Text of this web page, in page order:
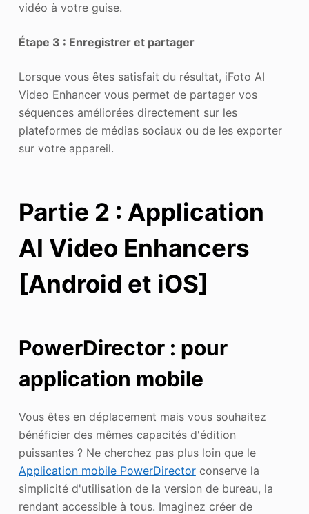
vidéo à votre guise.
Étape 3 : Enregistrer et partager
Lorsque vous êtes satisfait du résultat, iFoto AI
Video Enhancer vous permet de partager vos
séquences améliorées directement sur les
plateformes de médias sociaux ou de les exporter
sur votre appareil.
Partie 2 : Application
AI Video Enhancers
[Android et iOS]
PowerDirector : pour
application mobile
Vous êtes en déplacement mais vous souhaitez
bénéficier des mêmes capacités d'édition
puissantes ? Ne cherchez pas plus loin que le
Application mobile PowerDirectorconserve la
simplicité d'utilisation de la version de bureau, la
rendant accessible à tous. Imaginez créer de